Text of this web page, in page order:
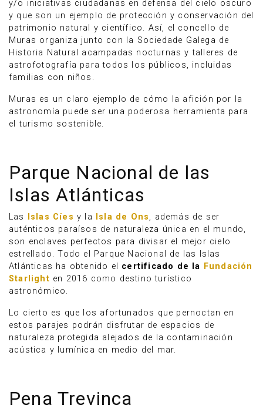
y/o iniciativas ciudadanas en defensa del cielo oscuro
y que son un ejemplo de protección y conservación del
patrimonio natural y científico. Así, el concello de
Muras organiza junto con la Sociedade Galega de
Historia Natural acampadas nocturnas y talleres de
astrofotografía para todos los públicos, incluidas
familias con niños.
Muras es un claro ejemplo de cómo la afición por la
astronomía puede ser una poderosa herramienta para
el turismo sostenible.
Parque Nacional de las
Islas Atlánticas
Las Islas Cíes y la Isla de Ons, además de ser
auténticos paraísos de naturaleza única en el mundo,
son enclaves perfectos para divisar el mejor cielo
estrellado. Todo el Parque Nacional de las Islas
Atlánticas ha obtenido el certificado de la Fundación
Starlight en 2016 como destino turístico
astronómico.
Lo cierto es que los afortunados que pernoctan en
estos parajes podrán disfrutar de espacios de
naturaleza protegida alejados de la contaminación
acústica y lumínica en medio del mar.
Pena Trevinca